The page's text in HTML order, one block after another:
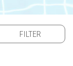
FILTER